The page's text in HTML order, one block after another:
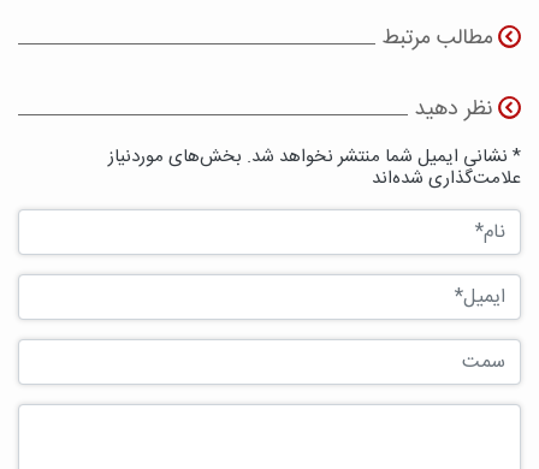
مطالب مرتبط
نظر دهید
* نشانی ایمیل شما منتشر نخواهد شد. بخش‌های موردنیاز
علامت‌گذاری شده‌اند